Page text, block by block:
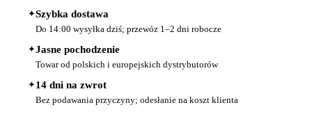
✦Szybka dostawa
Do 14:00 wysyłka dziś; przewóz 1–2 dni robocze
✦Jasne pochodzenie
Towar od polskich i europejskich dystrybutorów
✦14 dni na zwrot
Bez podawania przyczyny; odesłanie na koszt klienta